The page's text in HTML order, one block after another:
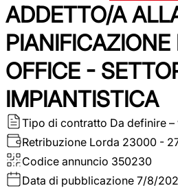
ADDETTO/A
PIANIFICAZIONE
OFFICE -
IMPIANTISTICA
Tipo di contratto Da definire
Retribuzione Lorda 23000 -
Codice annuncio 350230
Data di pubblicazione 7/8/